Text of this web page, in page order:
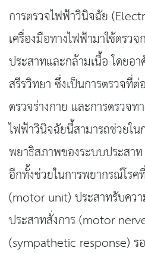
การตรวจไฟฟ้าวินิจฉัย
เครื่องมือทางไฟฟ้ามาใช้ตรว
ประสาทและกล้ามเนื้อ โดย
สรีรวิทยา ซึ่งเป็นการตรวจที่
ตรวจร่างกาย และการตรวจ
ไฟฟ้าวินิจฉัยนี้สามารถช่วยใ
พยาธิสภาพของระบบประสา
อีกทั้งช่วยในการพยากรณ์โร
(motor unit) ประสาทรับคว
ประสาทสั่งการ (motor
(sympathetic response) ร